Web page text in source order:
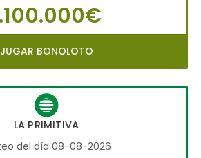
JUGAR BONOLOTO
LA PRIMITIVA
del día 08-08-2026